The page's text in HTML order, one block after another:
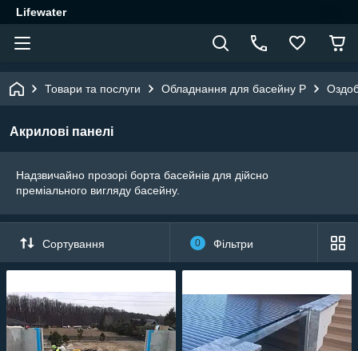
Lifewater
Товари та послуги Обладнання для басейну P
Акрилові панелі
Надзвичайно прозорі борта басейнів для дійсно
преміального вигляду басейну.
Сортування 0 Фільтри